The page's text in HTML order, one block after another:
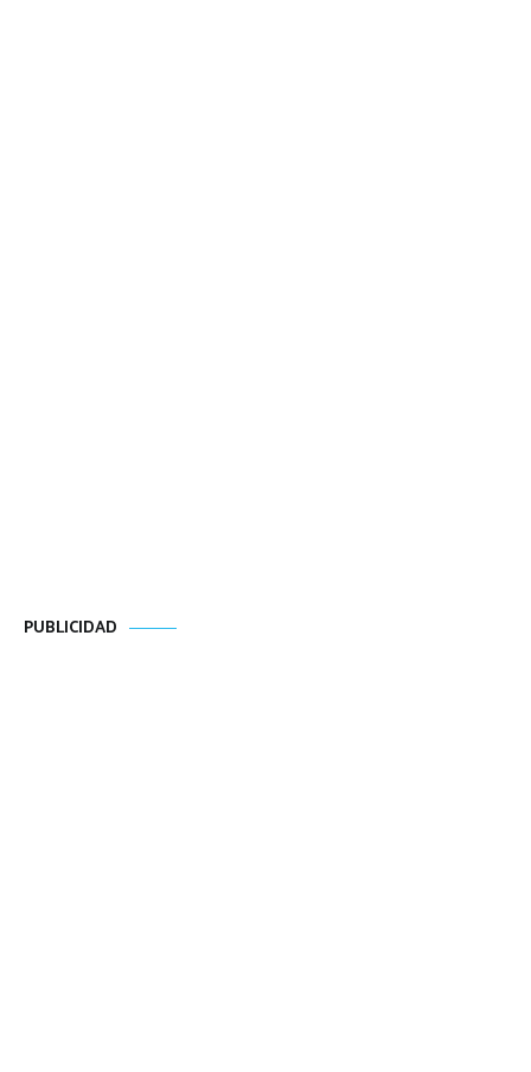
PUBLICIDAD